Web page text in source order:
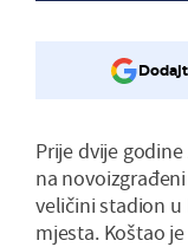
Prije dvije
na
veličini stadion u
mjesta. Koštao